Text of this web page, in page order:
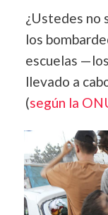
¿Ustedes no
los
escuelas
llevado a
(según la